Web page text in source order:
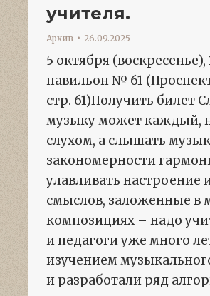
учителя.
Архив 26.09.2025
5 октября
павильон № 61
стр. 61)Получить билет
музыку может каждый,
слухом, а слышать
закономерности
улавливать настроение
смыслов, заложенные в
композициях – надо
и педагоги уже много
изучением
и разработали ряд